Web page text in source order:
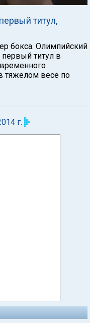
титул,
бокса. Олимпийский
титул в
тяжелом весе по
г.